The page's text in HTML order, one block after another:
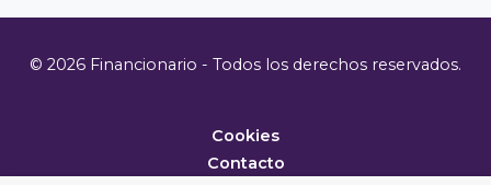
© 2026 Financionario - Todos los derechos reservados.
Cookies
Contacto